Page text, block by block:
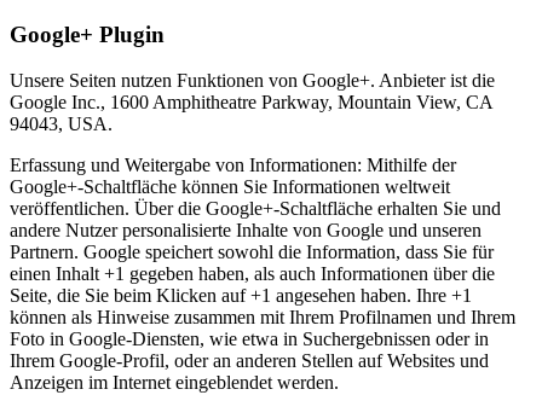
Google+ Plugin
Unsere Seiten nutzen Funktionen von Google+. Anbieter ist die
Google Inc., 1600 Amphitheatre Parkway, Mountain View, CA
94043, USA.
Erfassung und Weitergabe von Informationen: Mithilfe der
Google+-Schaltfläche können Sie Informationen weltweit
veröffentlichen. Über die Google+-Schaltfläche erhalten Sie und
andere Nutzer personalisierte Inhalte von Google und unseren
Partnern. Google speichert sowohl die Information, dass Sie für
einen Inhalt +1 gegeben haben, als auch Informationen über die
Seite, die Sie beim Klicken auf +1 angesehen haben. Ihre +1
können als Hinweise zusammen mit Ihrem Profilnamen und Ihrem
Foto in Google-Diensten, wie etwa in Suchergebnissen oder in
Ihrem Google-Profil, oder an anderen Stellen auf Websites und
Anzeigen im Internet eingeblendet werden.